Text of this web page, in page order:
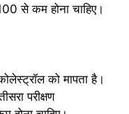
से कम होना चाहिए।
को मापता है।
परीक्षण